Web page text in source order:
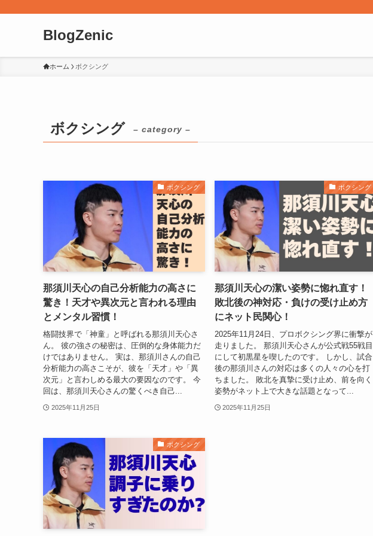
BlogZenic
ホーム ボクシング
ボクシング – category –
ボクシング
那須川天心の自己分析能力の高さに
驚き！天才や異次元と言われる理由
とメンタル習慣！
格闘技界で「神童」と呼ばれる那須川天心さ
ん。 彼の強さの秘密は、圧倒的な身体能力だ
けではありません。 実は、那須川さんの自己
分析能力の高さこそが、彼を「天才」や「異
次元」と言わしめる最大の要因なのです。 今
回は、那須川天心さんの驚くべき自己...
2025年11月25日
ボクシング
那須川天心の潔い姿勢に惚れ直す！
敗北後の神対応・負けの受け止め方
にネット民関心！
2025年11月24日、プロボクシング界に衝撃が
走りました。 那須川天心さんが公式戦55戦目
にして初黒星を喫したのです。 しかし、試合
後の那須川さんの対応は多くの人々の心を打
ちました。 敗北を真摯に受け止め、前を向く
姿勢がネット上で大きな話題となって...
2025年11月25日
ボクシング